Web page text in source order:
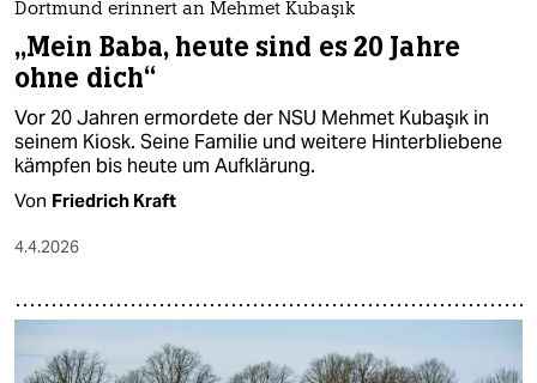
Dortmund erinnert an Mehmet Kubaşık
„Mein Baba, heute sind es 20 Jahre
ohne dich“
Vor 20 Jahren ermordete der NSU Mehmet Kubaşık in
seinem Kiosk. Seine Familie und weitere Hinterbliebene
kämpfen bis heute um Aufklärung.
Von Friedrich Kraft
4.4.2026